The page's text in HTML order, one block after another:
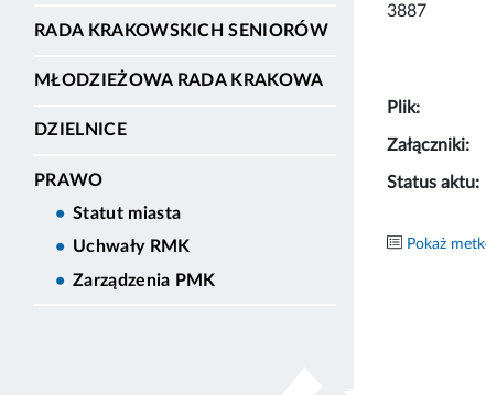
RADA KRAKOWSKICH SENIORÓW
MŁODZIEŻOWA RADA KRAKOWA
DZIELNICE
PRAWO
Statut miasta
Uchwały RMK
Zarządzenia PMK
3887
Plik:
Załączniki:
Status aktu:
Pokaż